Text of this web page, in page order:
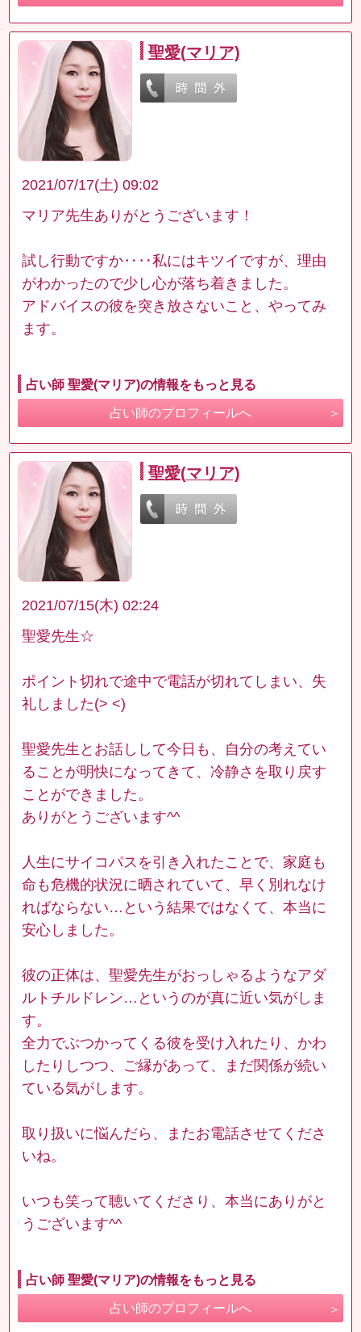
聖愛(マリア)
2021/07/17(土) 09:02
マリア先生ありがとうございます！
試し行動ですか‥‥私にはキツイですが、理由
がわかったので少し心が落ち着きました。
アドバイスの彼を突き放さないこと、やってみ
ます。
占い師 聖愛(マリア)の情報をもっと見る
占い師のプロフィールへ
聖愛(マリア)
2021/07/15(木) 02:24
聖愛先生☆
ポイント切れで途中で電話が切れてしまい、失
礼しました(> <)
聖愛先生とお話しして今日も、自分の考えてい
ることが明快になってきて、冷静さを取り戻す
ことができました。
ありがとうございます^^
人生にサイコパスを引き入れたことで、家庭も
命も危機的状況に晒されていて、早く別れなけ
ればならない…という結果ではなくて、本当に
安心しました。
彼の正体は、聖愛先生がおっしゃるようなアダ
ルトチルドレン…というのが真に近い気がしま
す。
全力でぶつかってくる彼を受け入れたり、かわ
したりしつつ、ご縁があって、まだ関係が続い
ている気がします。
取り扱いに悩んだら、またお電話させてくださ
いね。
いつも笑って聴いてくださり、本当にありがと
うございます^^
占い師 聖愛(マリア)の情報をもっと見る
占い師のプロフィールへ